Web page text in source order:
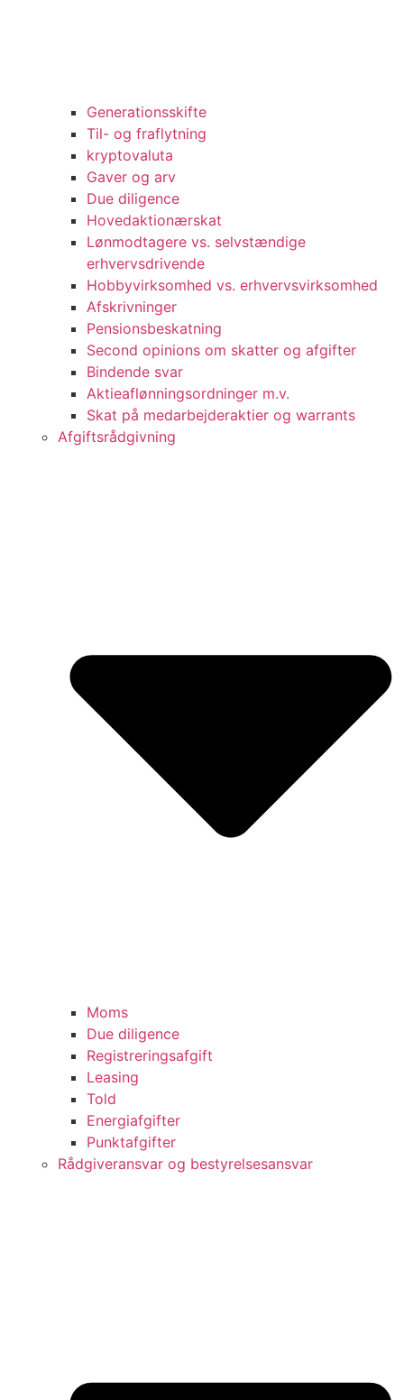
Generationsskifte
Til- og fraflytning
kryptovaluta
Gaver og arv
Due diligence
Hovedaktionærskat
Lønmodtagere vs. selvstændige
erhvervsdrivende
Hobbyvirksomhed vs. erhvervsvirksomhed
Afskrivninger
Pensionsbeskatning
Second opinions om skatter og afgifter
Bindende svar
Aktieaflønningsordninger m.v.
Skat på medarbejderaktier og warrants
Afgiftsrådgivning
Moms
Due diligence
Registreringsafgift
Leasing
Told
Energiafgifter
Punktafgifter
Rådgiveransvar og bestyrelsesansvar